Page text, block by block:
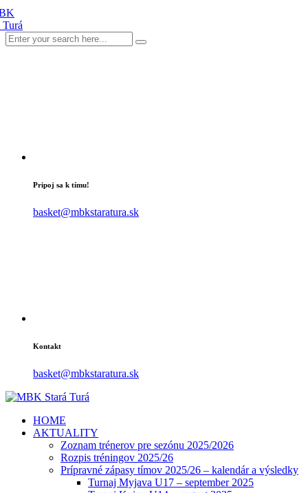
Pripoj sa k tímu!
basket@mbkstaratura.sk
Kontakt
basket@mbkstaratura.sk
HOME
AKTUALITY
Zoznam trénerov pre sezónu 2025/2026
Rozpis tréningov 2025/26
Prípravné zápasy tímov 2025/26 – kalendár a výsledky
Turnaj Myjava U17 – september 2025